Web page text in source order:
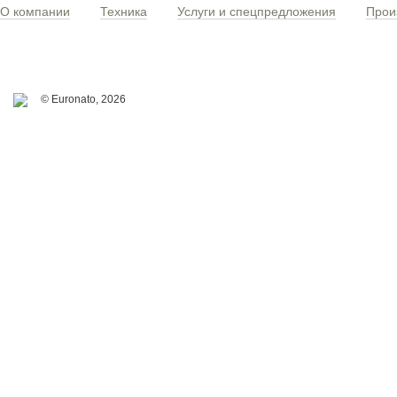
О компании Техника Услуги и спецпредложения
© Euronato, 2026